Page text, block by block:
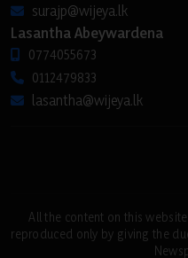
surajp@wijeya.lk
Lasantha Abeywardena
0774055673
0112479833
lasantha@wijeya.lk
All the content on this
reproduced only by giving the